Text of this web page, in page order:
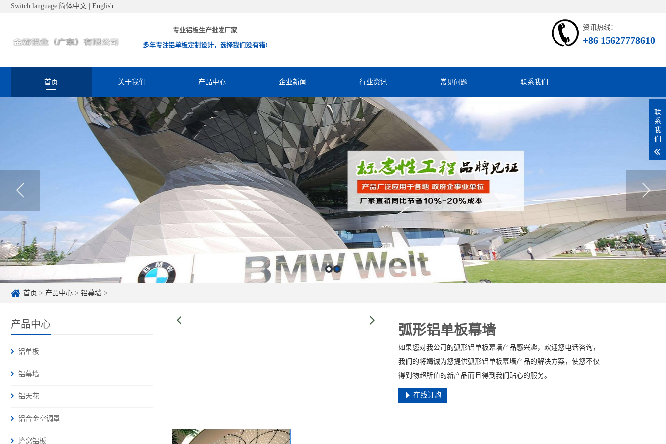
Switch language:简体中文 English
专业铝板生产批发厂家
多年专注铝单板定制设计，选择我们没有错!
资讯热线：
+86 15627778610
首页 关于我们 产品中心 企业新闻 行业资讯 常见问题 联系我们
首页 > 产品中心 > 铝幕墙 >
产品中心
铝单板
铝幕墙
铝天花
铝合金空调罩
蜂窝铝板
弧形铝单板幕墙
如果您对我公司的弧形铝单板幕墙产品感兴趣，欢迎您电话咨询，
我们的将竭诚为您提供弧形铝单板幕墙产品的解决方案，使您不仅
得到物超所值的新产品而且得到我们贴心的服务。
在线订购
联
系
我
们